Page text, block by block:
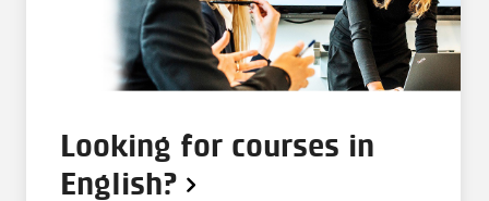
Looking for courses in
English?